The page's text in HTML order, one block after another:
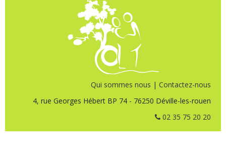
Qui sommes nous | Contactez-nous
4, rue Georges Hébert BP 74 - 76250 Déville-les-rouen
02 35 75 20 20